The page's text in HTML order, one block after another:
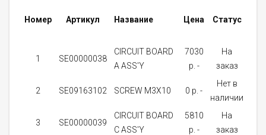
Номер Артикул Название Цена Статус
1 SE00000038
CIRCUIT BOARD
A ASS'Y
7030
p. -
На
заказ
2 SE09163102 SCREW M3X10 0 p. -
Нет в
наличии
3 SE00000039
CIRCUIT BOARD
C ASS'Y
5810
p. -
На
заказ